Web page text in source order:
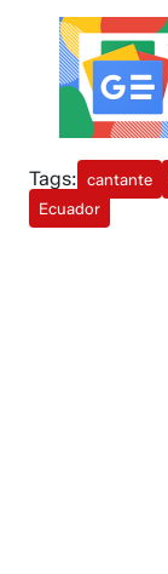
Tags: cantante
Ecuador